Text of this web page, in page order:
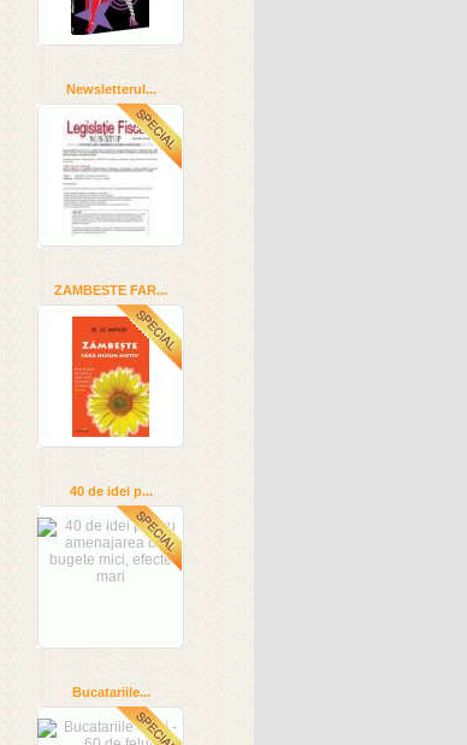
Newsletterul...
ZAMBESTE FAR...
40 de idei p...
Bucatariile...